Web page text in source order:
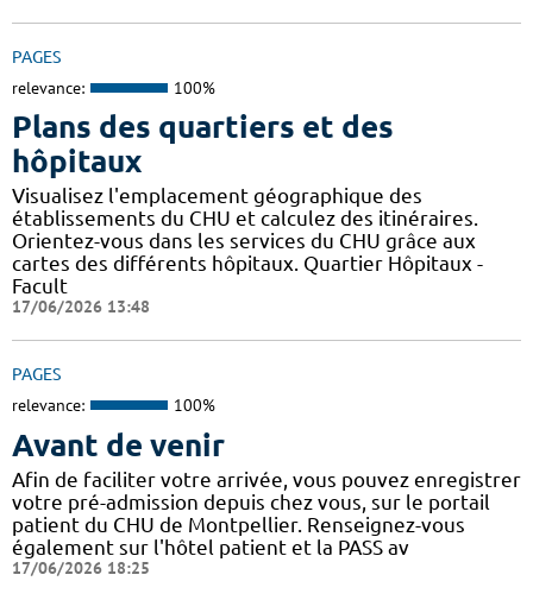
PAGES
relevance: 100%
Plans des quartiers et des
hôpitaux
Visualisez l'emplacement géographique des
établissements du CHU et calculez des itinéraires.
Orientez-vous dans les services du CHU grâce aux
cartes des différents hôpitaux. Quartier Hôpitaux -
Facult
17/06/2026 13:48
PAGES
relevance: 100%
Avant de venir
Afin de faciliter votre arrivée, vous pouvez enregistrer
votre pré-admission depuis chez vous, sur le portail
patient du CHU de Montpellier. Renseignez-vous
également sur l'hôtel patient et la PASS av
17/06/2026 18:25